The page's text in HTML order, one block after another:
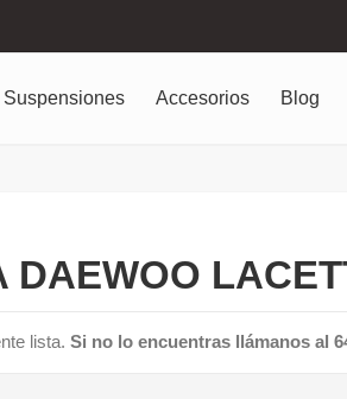
Suspensiones Accesorios Blog
DAEWOO
lista. Si no lo encuentras llámanos al